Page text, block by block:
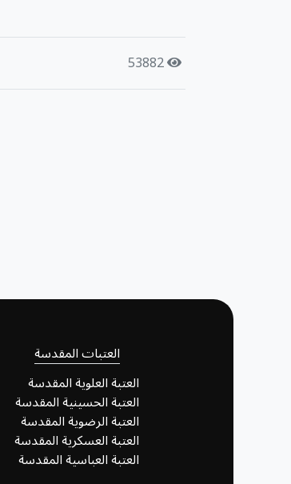
53882
العتبات المقدسة
العتبة العلوية المقدسة
العتبة الحسينية المقدسة
العتبة الرضوية المقدسة
العتبة العسكرية المقدسة
العتبة العباسية المقدسة